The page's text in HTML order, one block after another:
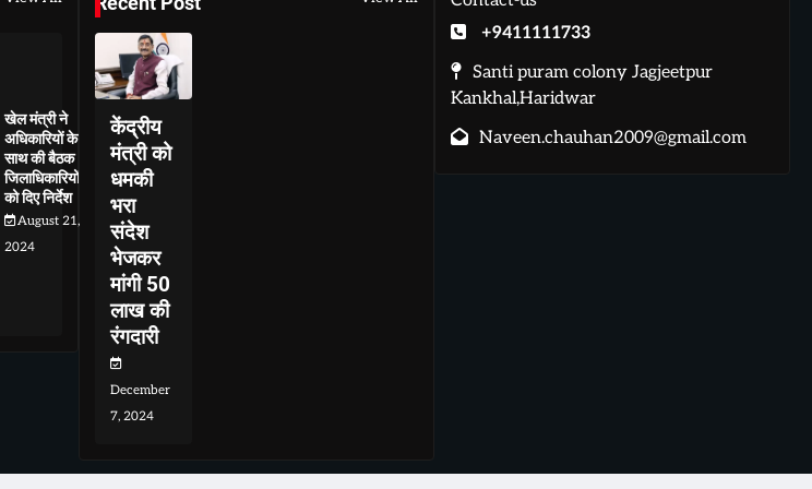
खेल मंत्री ने
अधिकारियों के
साथ की बैठक
जिलाधिकारियों
को दिए निर्देश
August 21,
2024
केंद्रीय
मंत्री को
धमकी
भरा
संदेश
भेजकर
मांगी 50
लाख की
रंगदारी
December
7, 2024
+9411111733
Santi puram colony Jagjeetpur
Kankhal,Haridwar
Naveen.chauhan2009@gmail.com